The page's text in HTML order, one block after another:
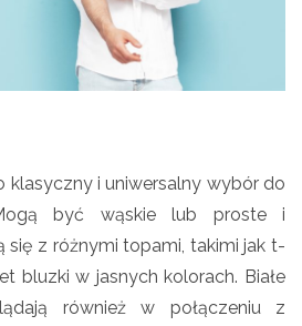
klasyczny i uniwersalny wybór do
być wąskie lub proste i
się z różnymi topami, takimi jak t-
bluzki w jasnych kolorach. Białe
również w połączeniu z